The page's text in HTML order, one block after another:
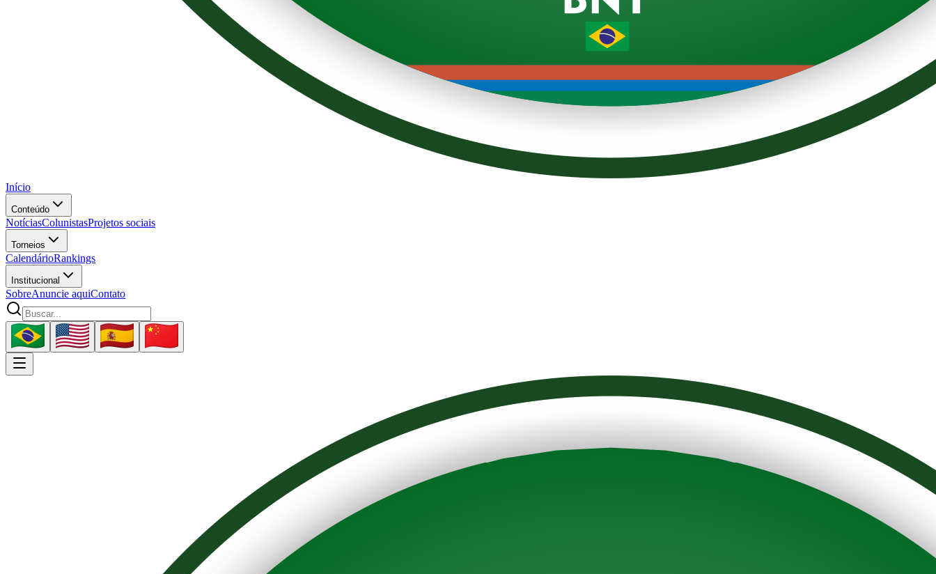
Início
Conteúdo
NotíciasColunistasProjetos sociais
Torneios
CalendárioRankings
Institucional
SobreAnuncie aquiContato